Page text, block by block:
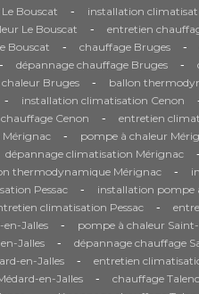
Bouscat - installation
Le Bouscat - entretien
Bouscat - chauffage Bruges -
- dépannage chauffage Bruges -
Bruges - ballon
- installation climatisation Cenon
Cenon - entretien
- pompe à chaleur
dépannage climatisation Mérignac -
thermodynamique Mérignac -
Pessac - installation pompe
climatisation Pessac -
Jalles - pompe à chaleur
Jalles - dépannage chauffage
en-Jalles - entretien
en-Jalles - chauffage